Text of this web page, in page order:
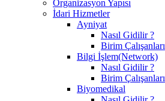
Organizasyon Yapısı
İdari Hizmetler
Ayniyat
Nasıl Gidilir ?
Birim Çalışanları
Bilgi İşlem(Network)
Nasıl Gidilir ?
Birim Çalışanları
Biyomedikal